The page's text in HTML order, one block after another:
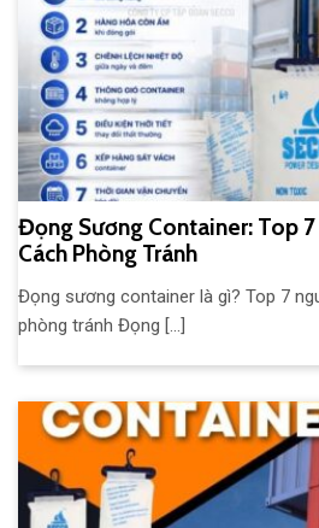
Đọng Sương Container: Top 7
Cách Phòng Tránh
Đọng sương container là gì? Top 7
phòng tránh Đọng [...]